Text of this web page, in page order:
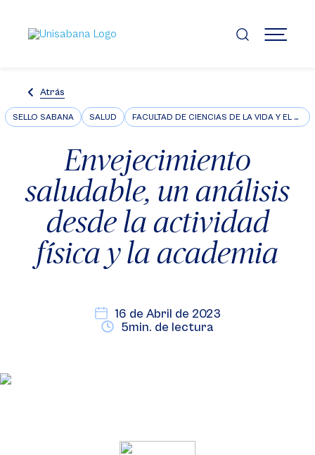
contenido
principal
MENÚ
Atrás
SELLO SABANA SALUD FACULTAD DE CIENCIAS DE LA VIDA Y EL BIENESTAR
Envejecimiento
saludable, un análisis
desde la actividad
física y la academia
16 de Abril de 2023
5min. de lectura